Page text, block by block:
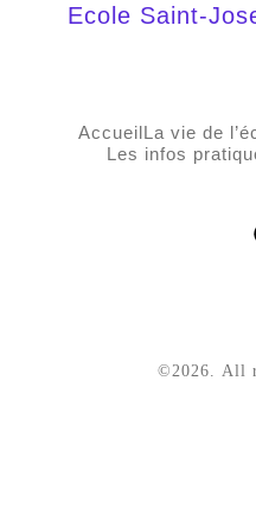
Ecole Saint-
AccueilLa vie de
Les infos
©2026. All